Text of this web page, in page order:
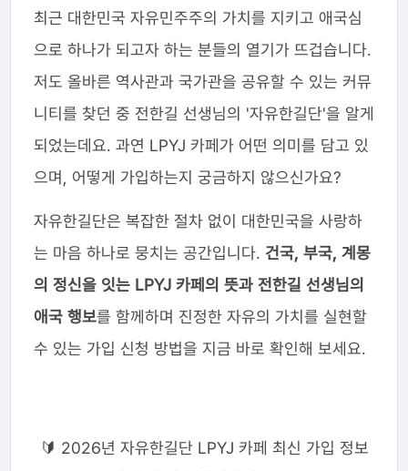
최근 대한민국 자유민주주의 가치를 지키고 애국심
으로 하나가 되고자 하는 분들의 열기가 뜨겁습니다.
저도 올바른 역사관과 국가관을 공유할 수 있는 커뮤
니티를 찾던 중 전한길 선생님의 '자유한길단'을 알게
되었는데요. 과연 LPYJ 카페가 어떤 의미를 담고 있
으며, 어떻게 가입하는지 궁금하지 않으신가요?
자유한길단은 복잡한 절차 없이 대한민국을 사랑하
는 마음 하나로 뭉치는 공간입니다. 건국, 부국, 계몽
의 정신을 잇는 LPYJ 카페의 뜻과 전한길 선생님의
애국 행보를 함께하며 진정한 자유의 가치를 실현할
수 있는 가입 신청 방법을 지금 바로 확인해 보세요.
🔰 2026년 자유한길단 LPYJ 카페 최신 가입 정보